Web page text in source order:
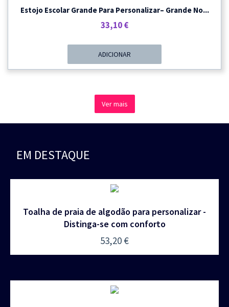
Estojo Escolar Grande Para Personalizar– Grande No...
33,10€
ADICIONAR
Ver mais
EM DESTAQUE
Toalha de praia de algodão para personalizar -
Distinga-se com conforto
53,20 €